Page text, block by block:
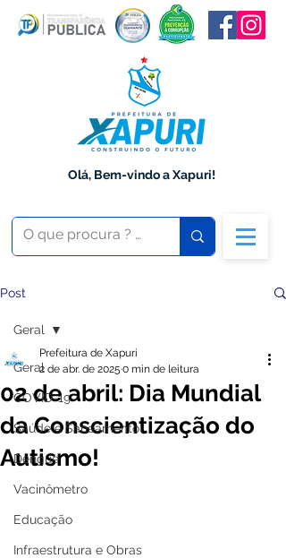
Olá, Bem-vindo a Xapuri!
Post
Geral
COVID-19
Saúde e Saneamento
Dengue
Vacinômetro
Educação
Infraestrutura e Obras
Geral
02 de abril: Dia Mundial
da Conscientização do
Autismo!
Prefeitura de Xapuri
2 de abr. de 2025 0 min de leitura